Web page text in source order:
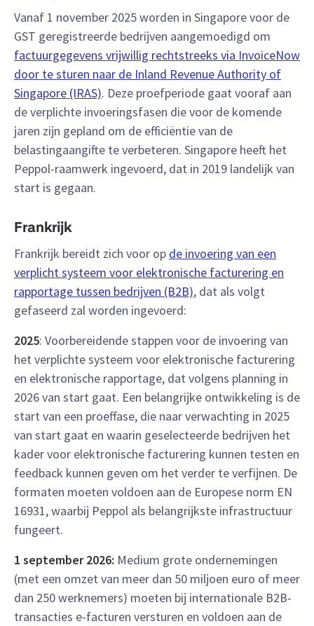
Vanaf 1 november 2025 worden in Singapore voor de
GST geregistreerde bedrijven aangemoedigd om
factuurgegevens vrijwillig rechtstreeks via InvoiceNow
door te sturen naar de Inland Revenue Authority of
Singapore (IRAS). Deze proefperiode gaat vooraf aan
de verplichte invoeringsfasen die voor de komende
jaren zijn gepland om de efficiëntie van de
belastingaangifte te verbeteren. Singapore heeft het
Peppol-raamwerk ingevoerd, dat in 2019 landelijk van
start is gegaan.
Frankrijk
Frankrijk bereidt zich voor op de invoering van een
verplicht systeem voor elektronische facturering en
rapportage tussen bedrijven (B2B), dat als volgt
gefaseerd zal worden ingevoerd:
2025: Voorbereidende stappen voor de invoering van
het verplichte systeem voor elektronische facturering
en elektronische rapportage, dat volgens planning in
2026 van start gaat. Een belangrijke ontwikkeling is de
start van een proeffase, die naar verwachting in 2025
van start gaat en waarin geselecteerde bedrijven het
kader voor elektronische facturering kunnen testen en
feedback kunnen geven om het verder te verfijnen. De
formaten moeten voldoen aan de Europese norm EN
16931, waarbij Peppol als belangrijkste infrastructuur
fungeert.
1 september 2026: Medium grote ondernemingen
(met een omzet van meer dan 50 miljoen euro of meer
dan 250 werknemers) moeten bij internationale B2B-
transacties e-facturen versturen en voldoen aan de